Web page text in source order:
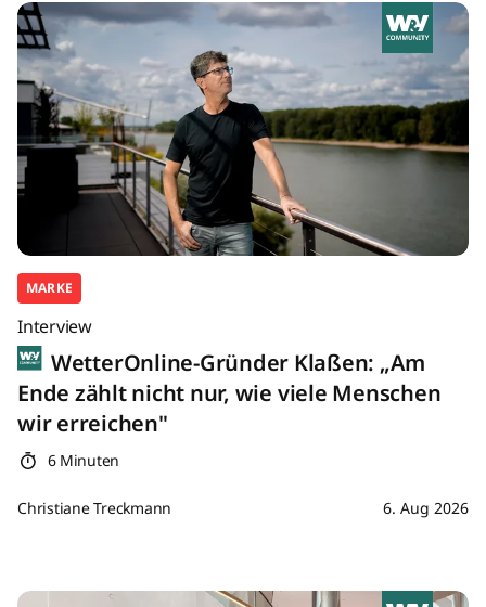
MARKE
Interview
WetterOnline-Gründer Klaßen: „Am
Ende zählt nicht nur, wie viele Menschen
wir erreichen"
6 Minuten
Christiane Treckmann 6. Aug 2026